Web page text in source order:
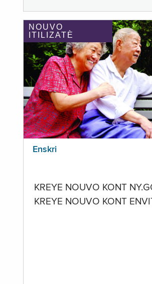
NOUVO
ITILIZATÈ
Enskri
KREYE NOUVO KONT
KREYE NOUVO KONT